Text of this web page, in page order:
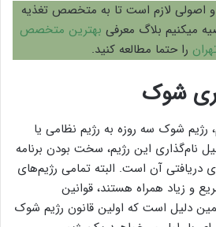
لازم است تا به متخصص تغذیه
میکنیم بلاگ معرفی بهترین متخصص
را حتما مطالعه کنید.
شوک
رژیم شوک سه روزه به رژیم نظامی یا
نام‌گذاری این رژیم، سخت بودن برنامه
دریافتی آن است. البته تمامی رژیم‌های
و زیاد همراه هستند، قوانین
دلیل است که اولین قانون رژیم شوک